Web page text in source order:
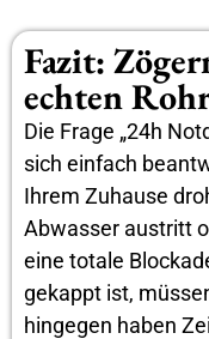
Fazit:
echten
Die Frage „24h
sich einfach
Ihrem Zuhause
Abwasser austritt
eine totale
gekappt ist,
hingegen haben